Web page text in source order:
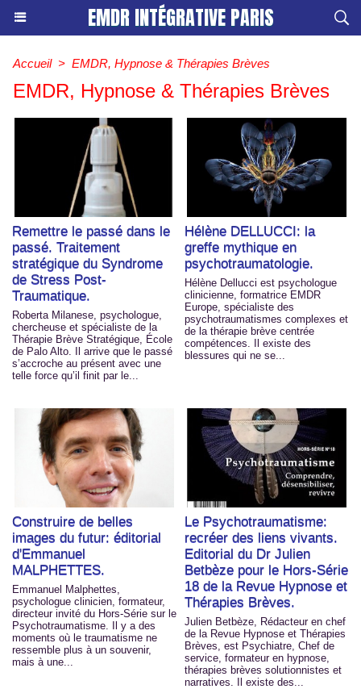
EMDR INTÉGRATIVE PARIS
Accueil > EMDR, Hypnose & Thérapies Brèves
EMDR, Hypnose & Thérapies Brèves
Remettre le passé dans le
passé. Traitement
stratégique du Syndrome
de Stress Post-
Traumatique.
Roberta Milanese, psychologue,
chercheuse et spécialiste de la
Thérapie Brève Stratégique, École
de Palo Alto. Il arrive que le passé
s’accroche au présent avec une
telle force qu’il finit par le...
Hélène DELLUCCI: la
greffe mythique en
psychotraumatologie.
Hélène Dellucci est psychologue
clinicienne, formatrice EMDR
Europe, spécialiste des
psychotraumatismes complexes et
de la thérapie brève centrée
compétences. Il existe des
blessures qui ne se...
Construire de belles
images du futur: éditorial
d'Emmanuel
MALPHETTES.
Emmanuel Malphettes,
psychologue clinicien, formateur,
directeur invité du Hors-Série sur le
Psychotraumatisme. Il y a des
moments où le traumatisme ne
ressemble plus à un souvenir,
mais à une...
Le Psychotraumatisme:
recréer des liens vivants.
Editorial du Dr Julien
Betbèze pour le Hors-Série
18 de la Revue Hypnose et
Thérapies Brèves.
Julien Betbèze, Rédacteur en chef
de la Revue Hypnose et Thérapies
Brèves, est Psychiatre, Chef de
service, formateur en hypnose,
thérapies brèves solutionnistes et
narratives. Il existe des...